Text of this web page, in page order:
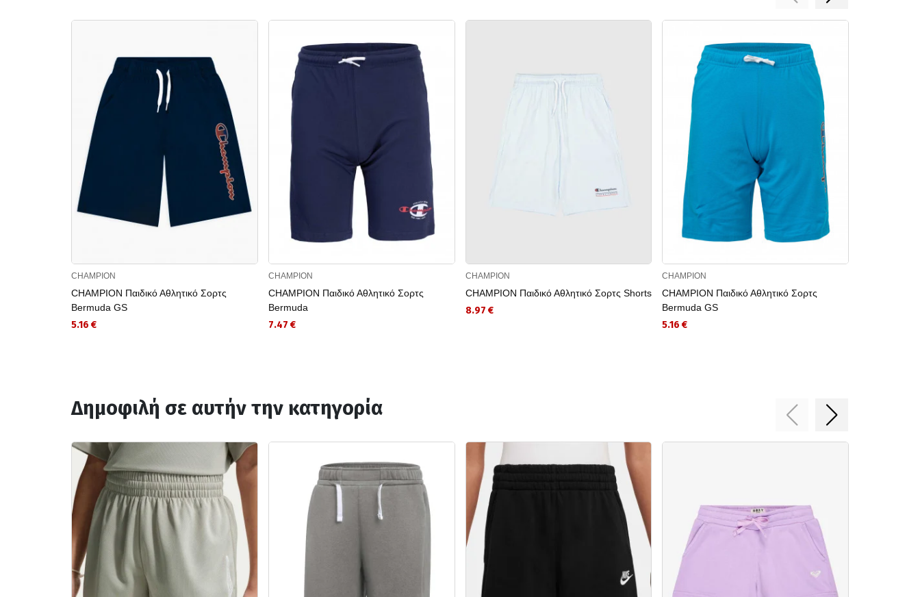
CHAMPION
CHAMPION Παιδικό Αθλητικό Σορτς
Bermuda GS
5.16 €
CHAMPION
CHAMPION Παιδικό Αθλητικό Σορτς
Bermuda
7.47 €
CHAMPION
CHAMPION Παιδικό Αθλητικό Σορτς Shorts
8.97 €
CHAMPION
CHAMPION Παιδικό Αθλητικό Σορτς
Bermuda GS
5.16 €
Δημοφιλή σε αυτήν την κατηγορία